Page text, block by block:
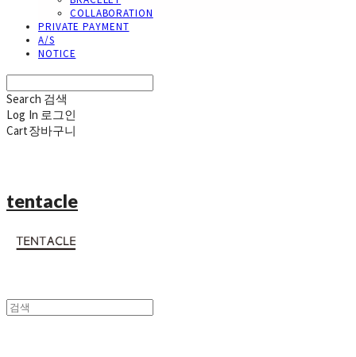
COLLABORATION
PRIVATE PAYMENT
A/S
NOTICE
Search 검색
Log In 로그인
Cart장바구니
tentacle